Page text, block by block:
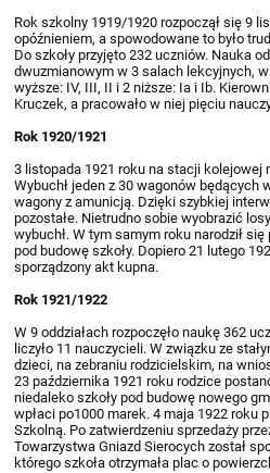
Rok szkolny 1919/1920 rozpoczął się 9
opóźnieniem, a spowodowane to było
Do szkoły przyjęto 232 uczniów. Nauka
dwuzmianowym w 3 salach lekcyjnych,
wyższe: IV, III, II i 2 niższe: Ia i Ib.
Kruczek, a pracowało w niej pięciu
Rok 1920/1921
3 listopada 1921 roku na stacji kolejowej
Wybuchł jeden z 30 wagonów będących
wagony z amunicją. Dzięki szybkiej
pozostałe. Nietrudno sobie wyobrazić
wybuchł. W tym samym roku narodził
pod budowę szkoły. Dopiero 21 lutego
sporządzony akt kupna.
Rok 1921/1922
W 9 oddziałach rozpoczęło naukę 362
liczyło 11 nauczycieli. W związku ze
dzieci, na zebraniu rodzicielskim, na
23 października 1921 roku rodzice
niedaleko szkoły pod budowę nowego
wpłaci po1000 marek. 4 maja 1922 roku
Szkolną. Po zatwierdzeniu sprzedaży
Towarzystwa Gniazd Sierocych został
którego szkoła otrzymała plac o